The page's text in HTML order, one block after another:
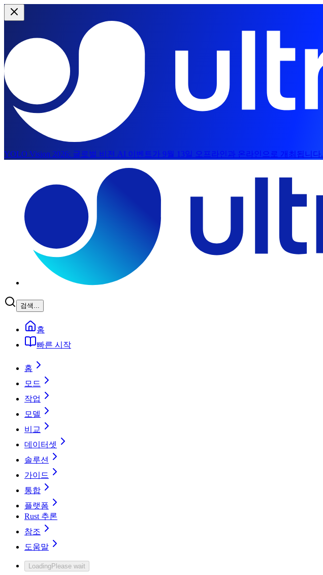
YOLO Vision 2026: 글로벌 비전 AI 이벤트가 9월 13일 오프라인과 온라인으로 개최됩니다.
검색...
홈
빠른 시작
홈
모드
작업
모델
비교
데이터셋
솔루션
가이드
통합
플랫폼
Rust 추론
참조
도움말
LoadingPlease wait